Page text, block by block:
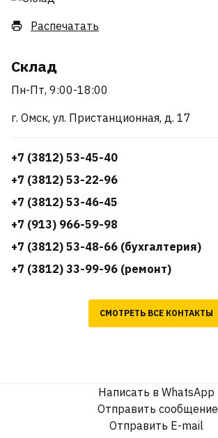
Распечатать
Склад
Пн-Пт, 9:00-18:00
г. Омск, ул. Пристанционная, д. 17
+7 (3812) 53-45-40
+7 (3812) 53-22-96
+7 (3812) 53-46-45
+7 (913) 966-59-98
+7 (3812) 53-48-66 (бухгалтерия)
+7 (3812) 33-99-96 (ремонт)
СМОТРЕТЬ ВСЕ КОНТАКТЫ
Написать в WhatsApp
Отправить сообщение
Отправить E-mail